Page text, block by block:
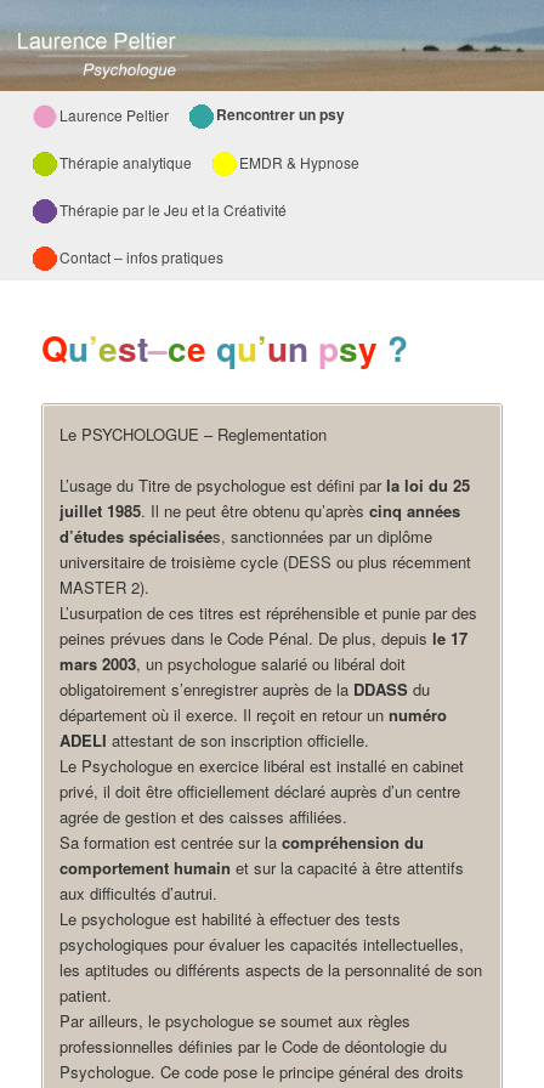
Menu
principal
Aller
au
contenu
Laurence Peltier Rencontrer un psy
Thérapie analytique EMDR & Hypnose
Thérapie par le Jeu et la Créativité
Contact – infos pratiques
Qu’est–ce qu’un psy ?
Le PSYCHOLOGUE – Reglementation
L’usage du Titre de psychologue est défini par la loi du 25
juillet 1985. Il ne peut être obtenu qu’aprèscinq années
d’études spécialisées, sanctionnées par un diplôme
universitaire de troisième cycle (DESS ou plus récemment
MASTER 2).
L’usurpation de ces titres est répréhensible et punie par des
peines prévues dans le Code Pénal. De plus, depuis le 17
mars 2003, un psychologue salarié ou libéral doit
obligatoirement s’enregistrer auprès de la DDASS du
département où il exerce. Il reçoit en retour unnuméro
ADELI attestant de son inscription officielle.
Le Psychologue en exercice libéral est installé en cabinet
privé, il doit être officiellement déclaré auprès d’un centre
agrée de gestion et des caisses affiliées.
Sa formation est centrée sur lacompréhension du
comportement humain et sur la capacité à être attentifs
aux difficultés d’autrui.
Le psychologue est habilité à effectuer des tests
psychologiques pour évaluer les capacités intellectuelles,
les aptitudes ou différents aspects de la personnalité de son
patient.
Par ailleurs, le psychologue se soumet aux règles
professionnelles définies par le Code de déontologie du
Psychologue. Ce code pose le principe général des droits